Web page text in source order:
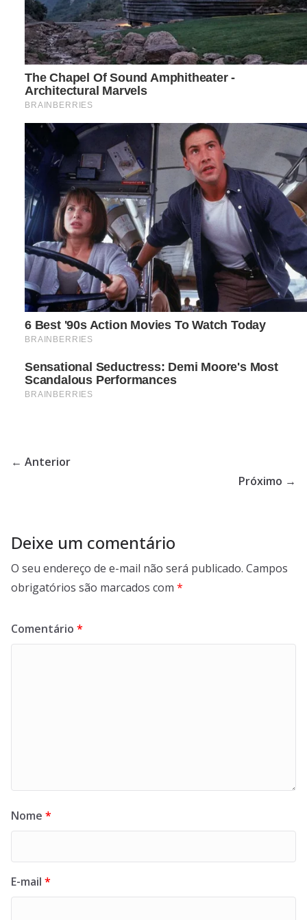
← Anterior
Próximo →
Deixe um comentário
O seu endereço de e-mail não será publicado. Campos
obrigatórios são marcados com *
Comentário *
Nome *
E-mail *